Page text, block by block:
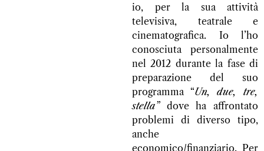
io, per la sua attività
televisiva, teatrale e
cinematografica. Io l’ho
conosciuta personalmente
nel 2012 durante la fase di
preparazione del suo
programma “Un, due, tre,
stella” dove ha affrontato
problemi di diverso tipo,
anche
economico/finanziario. Per